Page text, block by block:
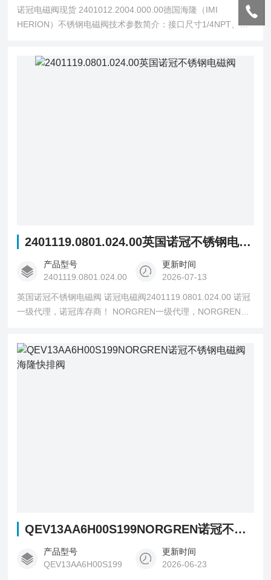
诺冠电磁阀现货 2401012.2004.000.00德国海隆（IMI
HERION）不锈钢电磁阀技术参数简介：接口尺寸1/4NPT、工
隆本安线圈2004（技术参数：接通电压范围22-28V、允许电流
2401119.0801.024.00英国诺冠不锈钢电磁阀
产品型号
2401119.0801.024.00
更新时间
2026-07-13
英国诺冠不锈钢电磁阀 诺冠电磁阀2401119.0801.024.00 诺冠
一级代理，诺冠库存商！ NORGREN一级代理，NORGREN库
QEV13AA6H00S199NORGREN诺冠不锈钢电磁阀海隆快排阀
产品型号
QEV13AA6H00S199
更新时间
2026-06-23